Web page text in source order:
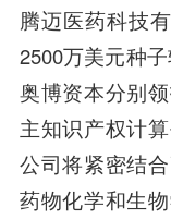
腾迈医药科技
2500万美元种
奥博资本分别
主知识产权计
公司将紧密结
药物化学和生